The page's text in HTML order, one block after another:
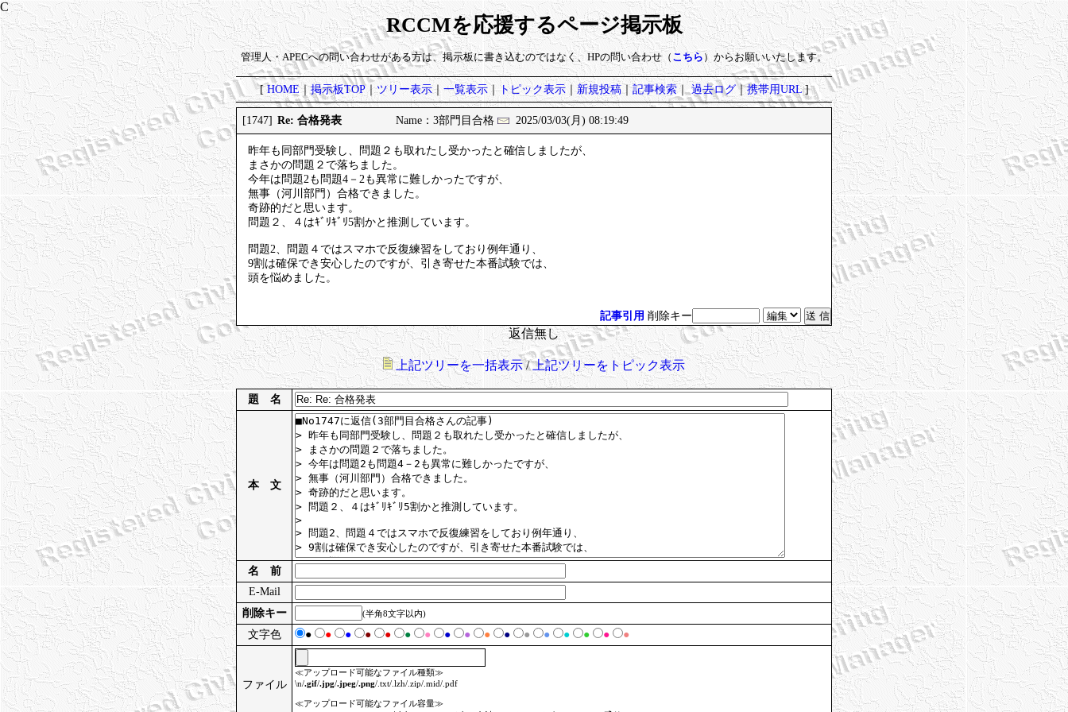
RCCMを応援するページ掲示板
管理人・APECへの問い合わせがある方は、掲示板に書き込むのではなく、HPの問い合わせ（ こちら ）からお願いいたします。
[HOME｜掲示板TOP｜ツリー表示｜ 一覧表示｜トピック表示｜ 新規投稿｜記事検索｜ 過去ログ｜携帯用URL]
[1747] Re: 合格発表 Name：3部門目合格 2025/03/03(月) 08:19:49
昨年も同部門受験し、問題２も取れたし受かったと確信しましたが、
まさかの問題２で落ちました。
今年は問題2も問題4－2も異常に難しかったですが、
無事（河川部門）合格できました。
奇跡的だと思います。
問題２、４はｷﾞﾘｷﾞﾘ5割かと推測しています。
問題2、問題４ではスマホで反復練習をしており例年通り、
9割は確保でき安心したのですが、引き寄せた本番試験では、
頭を悩めました。
記事引用 削除キー
返信無し
上記ツリーを一括表示/上記ツリーをトピック表示
題 名
本 文
名 前
E-Mail
削除キー
(半角8文字以内)
文字色 ● ● ● ● ● ● ● ● ● ● ● ● ● ● ● ● ●
ファイル
≪アップロード可能なファイル種類≫
\n/.gif/.jpg/.jpeg/.png/.txt/.lzh/.zip/.mid/.pdf
≪アップロード可能なファイル容量≫